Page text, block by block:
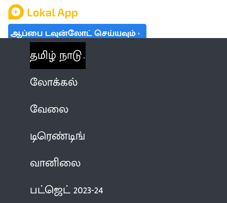
ஆப்பை டவுன்லோட் செய்யவும்
தமிழ் நாடு
லோக்கல்
வேலை
டிரெண்டிங்
வானிலை
பட்ஜெட் 2023-24